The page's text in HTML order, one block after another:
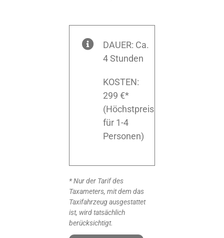
DAUER: Ca.
4 Stunden
KOSTEN:
299 €*
(Höchstpreis
für 1-4
Personen)
* Nur der Tarif des
Taxameters, mit dem das
Taxifahrzeug ausgestattet
ist, wird tatsächlich
berücksichtigt.